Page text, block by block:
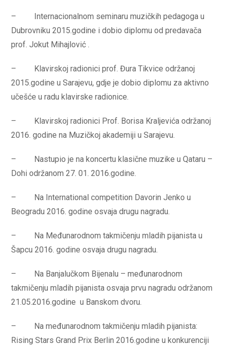
– Internacionalnom seminaru muzičkih pedagoga u
Dubrovniku 2015.godine i dobio diplomu od predavača
prof. Jokut Mihajlović .
– Klavirskoj radionici prof. Đura Tikvice održanoj
2015.godine u Sarajevu, gdje je dobio diplomu za aktivno
učešće u radu klavirske radionice.
– Klavirskoj radionici Prof. Borisa Kraljevića održanoj
2016. godine na Muzičkoj akademiji u Sarajevu.
– Nastupio je na koncertu klasične muzike u Qataru –
Dohi održanom 27. 01. 2016.godine.
– Na International competition Davorin Jenko u
Beogradu 2016. godine osvaja drugu nagradu.
– Na Međunarodnom takmičenju mladih pijanista u
Šapcu 2016. godine osvaja drugu nagradu.
– Na Banjalučkom Bijenalu – međunarodnom
takmičenju mladih pijanista osvaja prvu nagradu održanom
21.05.2016.godine u Banskom dvoru.
– Na međunarodnom takmičenju mladih pijanista:
Rising Stars Grand Prix Berlin 2016.godine u konkurenciji